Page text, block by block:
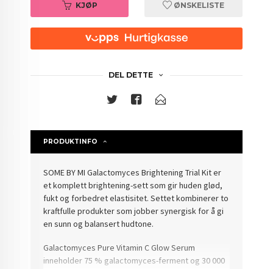
KJØP ØNSKELISTE
DEL DETTE
PRODUKTINFO
SOME BY MI Galactomyces Brightening Trial Kit er
et komplett brightening-sett som gir huden glød,
fukt og forbedret elastisitet. Settet kombinerer to
kraftfulle produkter som jobber synergisk for å gi
en sunn og balansert hudtone.
Galactomyces Pure Vitamin C Glow Serum
inneholder 75 % galactomyces-ferment og 30 000